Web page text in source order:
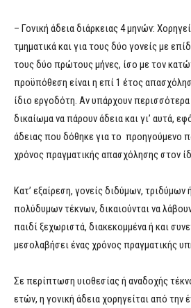
– Γονική άδεια διάρκειας 4 μηνών:
τμηματικά και για τους δύο γονείς με
τους δύο πρώτους μήνες, ίσο με τον
προϋπόθεση είναι η επί 1 έτος
ίδιο εργοδότη. Αν υπάρχουν περισσότερα
δικαίωμα να πάρουν άδεια και γι’ αυτά,
άδειας που δόθηκε για το προηγούμενο
χρόνος πραγματικής απασχόλησης στον
Κατ’ εξαίρεση, γονείς διδύμων,
πολύδυμων τέκνων, δικαιούνται να
παιδί ξεχωριστά, διακεκομμένα ή και
μεσολαβήσει ένας χρόνος πραγματικής
Σε περίπτωση υιοθεσίας ή αναδοχής
ετών, η γονική άδεια χορηγείται από την